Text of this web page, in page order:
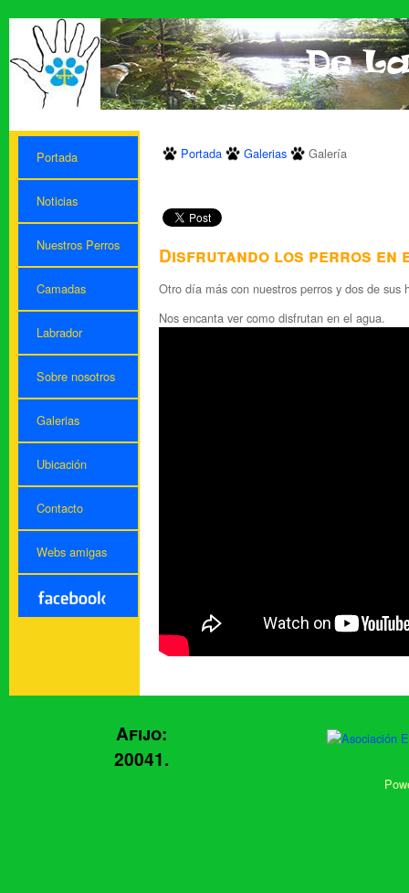
Portada
Noticias
Nuestros Perros
Camadas
Labrador
Sobre nosotros
Galerias
Ubicación
Contacto
Webs amigas
Portada Galerias Galería
Disfrutando los perros en
Otro día más con nuestros perros y dos de
Nos encanta ver como disfrutan en el agua.
Afijo:
20041.